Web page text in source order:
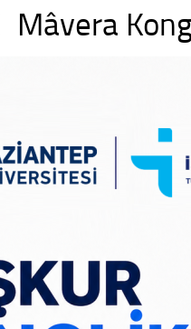
Mâvera